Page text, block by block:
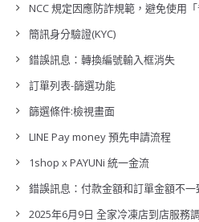
NCC 規定因應防詐規範，避免使用
簡訊身分驗證(KYC)
錯誤訊息：轉換編號輸入框消失
訂單列表-篩選功能
篩選條件:檢視畫面
LINE Pay money 預先申請流程
1shop x PAYUNi 統一金流
錯誤訊息：付款金額和訂單金額不一
2025年6月9日 全家冷凍店到店服務